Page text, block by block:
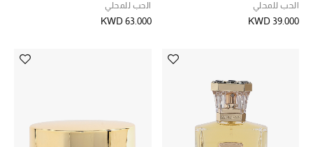
الحب للمحلي
KWD 39.000
الحب للمحلي
KWD 63.000